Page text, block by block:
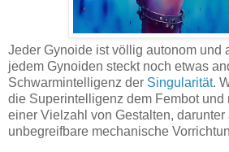
Jeder Gynoide ist völlig autonom und
jedem Gynoiden steckt noch etwas
Schwarmintelligenz der Singularität.
die Superintelligenz dem Fembot und
einer Vielzahl von Gestalten, darunter
unbegreifbare mechanische